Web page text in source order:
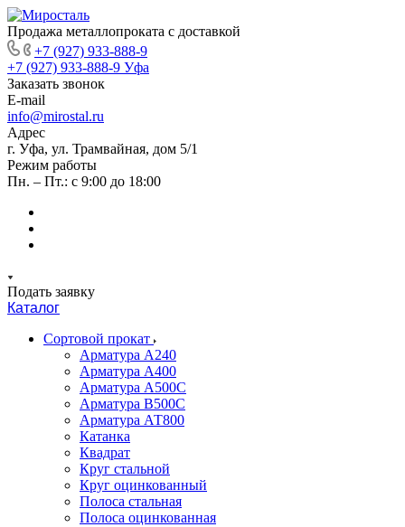
Продажа металлопроката с доставкой
+7 (927) 933-888-9
+7 (927) 933-888-9 Уфа
Заказать звонок
E-mail
info@mirostal.ru
Адрес
г. Уфа, ул. Трамвайная, дом 5/1
Режим работы
Пн. – Пт.: с 9:00 до 18:00
Подать заявку
Каталог
Сортовой прокат
Арматура А240
Арматура А400
Арматура А500C
Арматура В500С
Арматура АТ800
Катанка
Квадрат
Круг стальной
Круг оцинкованный
Полоса стальная
Полоса оцинкованная